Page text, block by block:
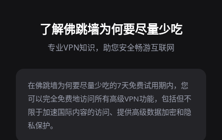
了解佛跳墙为何要尽量少吃
专业VPN知识，助您安全畅游互联网
在佛跳墙为何要尽量少吃的7天免费试用期内，您
可以完全免费地访问所有高级VPN功能，包括但不
限于加速国际内容的访问、提供高级数据加密和隐
私保护。